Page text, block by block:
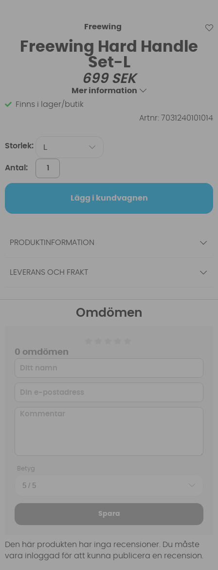
Freewing
Freewing Hard Handle
Set-L
699SEK
Mer information
Finns i lager/butik
Artnr: 7031240101014
Storlek:
Antal:
Lägg i kundvagnen
PRODUKTINFORMATION
LEVERANS OCH FRAKT
Omdömen
0 omdömen
Betyg
Spara
Den här produkten har inga recensioner. Du måste
vara inloggad för att kunna publicera en recension.